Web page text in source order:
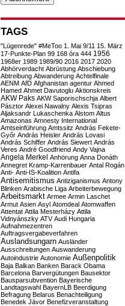
TAGS
"Lügenrede" #MeToo 1. Mai 9/11 15. März
17-Punkte-Plan 99 168 óra 444 1956
1968er 1989 1989/90 2016 2017 2020
Abhörverdacht Abrüstung Abschiebung
Abtreibung Abwanderung Achtelfinale
AENM AfD Afghanistan agentur Ahmed
Hamed Ahmet Davutoglu Aktionskreis
AKW Paks AKW Saporischschja Albert
Pásztor Alexei Nawalny Alexis Tsipras
Aljaksandr Lukaschenka Alstom Altus
Amazonas Amnesty International
Amtseinführung Amtssitz András Fekete-
Győr András Heisler András Lovasi
András Schiffer András Siewert András
Veres André Goodfriend Andy Vajna
Angela Merkel Anhörung Anna Donáth
Annegret Kramp-Karrenbauer Antal Rogán
Anti- Anti-IS-Koalition Antifa
Antisemitismus Antiziganismus Antony
Blinken Arabische Liga Arbeiterbewegung
Arbeitsmarkt Armee Armin Laschet
Armut Asien Asyl Atomdeal Atomwaffen
Attentat Attila Mesterházy Attila
Vidnyánszky ATV Audi Hungaria
Aufnahmezentren
Auftragsvergabeverfahren
Auslandsungarn Ausländer
Ausschreitungen Auswanderung
Autoindustrie Autonomie Außenpolitik
Baja Balkan Banken Barack Obama
Barcelona Barvergütungen Bausektor
Bausparsubvention Bayerische
Landtagswahl BayernLB Beerdigung
Befragung Belarus Benachteiligung
Benedek Jávor Benefizveranstaltung